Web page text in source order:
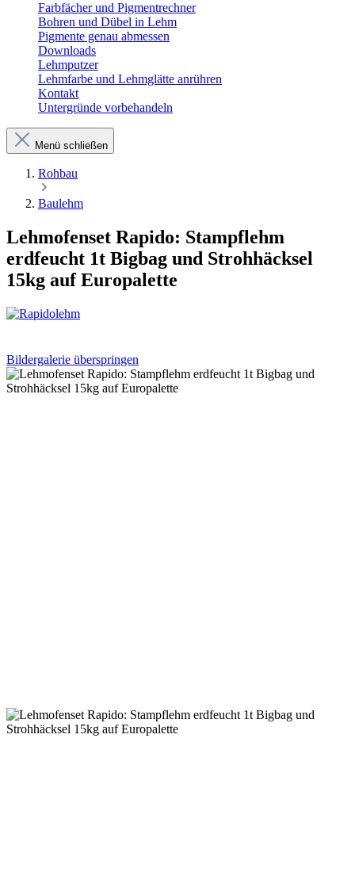
Farbfächer und Pigmentrechner
Bohren und Dübel in Lehm​
Pigmente genau abmessen
Downloads
Lehmputzer
Lehmfarbe und Lehmglätte anrühren
Kontakt
Untergründe vorbehandeln
Menü schließen
Rohbau
Baulehm
Lehmofenset Rapido: Stampflehm
erdfeucht 1t Bigbag und Strohhäcksel
15kg auf Europalette
Bildergalerie überspringen